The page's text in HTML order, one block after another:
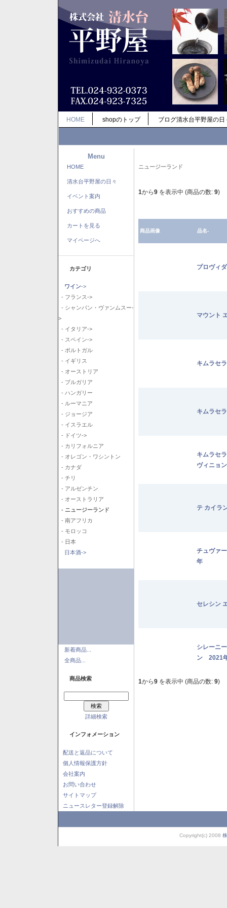
HOME shopのトップ ブログ清水台平野屋の日
Menu
HOME
清水台平野屋の日々
イベント案内
おすすめの商品
カートを見る
マイページへ
カテゴリ
ワイン->
- フランス->
- シャンパン・ヴァンムスー-
>
- イタリア->
- スペイン->
- ポルトガル
- イギリス
- オーストリア
- ブルガリア
- ハンガリー
- ルーマニア
- ジョージア
- イスラエル
- ドイツ->
- カリフォルニア
- オレゴン・ワシントン
- カナダ
- チリ
- アルゼンチン
- オーストラリア
- ニュージーランド
- 南アフリカ
- モロッコ
- 日本
日本酒->
新着商品...
全商品...
商品検索
詳細検索
インフォメーション
配送と返品について
個人情報保護方針
会社案内
お問い合わせ
サイトマップ
ニュースレター登録解除
ニュージーランド
1から9 を表示中 (商品の数: 9)
商品画像 品名-
プロヴィ
マウント
キムラセ
キムラセ
キムラセ
ヴィニョ
テ カイ
チュヴァ
年
セレシン
シレーニ
ン 2021
1から9 を表示中 (商品の数: 9)
Copyright(c) 2008